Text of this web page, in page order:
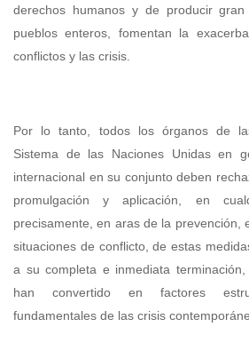
derechos humanos y de producir
pueblos enteros, fomentan la
conflictos y las crisis.
Por lo tanto, todos los órganos de
Sistema de las Naciones Unidas en
internacional en su conjunto deben
promulgación y aplicación, en
precisamente, en aras de la prevención,
situaciones de conflicto, de estas
a su completa e inmediata
han convertido en factores
fundamentales de las crisis